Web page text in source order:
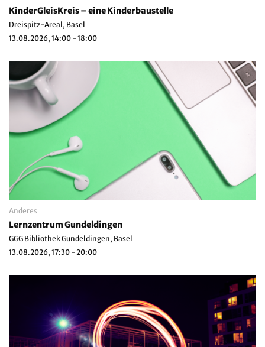
KinderGleisKreis – eine Kinderbaustelle
Dreispitz-Areal, Basel
13.08.2026, 14:00 - 18:00
Anderes
Lernzentrum Gundeldingen
GGG Bibliothek Gundeldingen, Basel
13.08.2026, 17:30 - 20:00